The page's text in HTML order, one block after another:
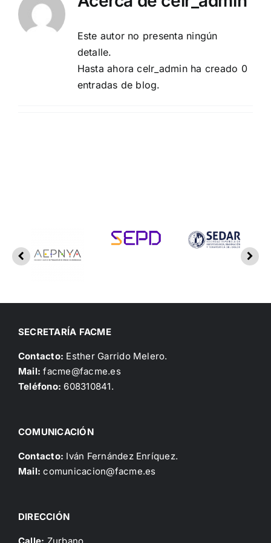
Institucional
Documentos FACME
Contacto
Este autor no presenta ningún
detalle.
Hasta ahora celr_admin ha creado 0
entradas de blog.
SECRETARÍA FACME
Contacto: Esther Garrido Melero.
Mail: facme@facme.es
Teléfono: 608310841.
COMUNICACIÓN
Contacto: Iván Fernández Enríquez.
Mail: comunicacion@facme.es
DIRECCIÓN